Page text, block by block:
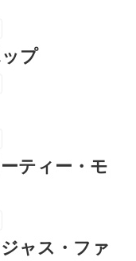
プ
ティー・モ
ャス・ファ